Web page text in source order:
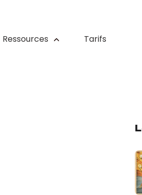
Ressources Tarifs